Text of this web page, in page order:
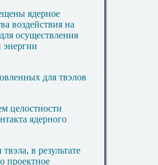
ядерное
воздействия на
осуществления
энергии
для твэлов
целостности
ядерного
в результате
проектное